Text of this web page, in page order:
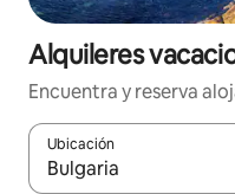
Alquileres
Encuentra y reserva
Ubicación
Cuando los resultados